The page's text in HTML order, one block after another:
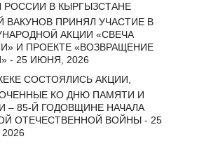
РОССИИ В КЫРГЫЗСТАНЕ
ВАКУНОВ ПРИНЯЛ УЧАСТИЕ В
АКЦИИ «СВЕЧА
И ПРОЕКТЕ «ВОЗВРАЩЕНИЕ
- 25 ИЮНЯ, 2026
СОСТОЯЛИСЬ АКЦИИ,
КО ДНЮ ПАМЯТИ И
– 85-Й ГОДОВЩИНЕ НАЧАЛА
ОТЕЧЕСТВЕННОЙ ВОЙНЫ - 25